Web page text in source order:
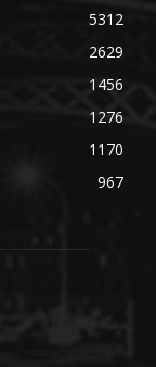
5312
2629
1456
1276
1170
967